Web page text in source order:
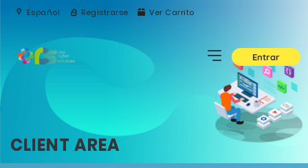
Español Registrarse Ver Carrito
Entrar
CLIENT AREA